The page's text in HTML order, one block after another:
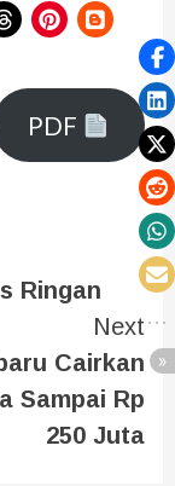
PDF
Ringan
Next
Cairkan
Sampai Rp
250 Juta